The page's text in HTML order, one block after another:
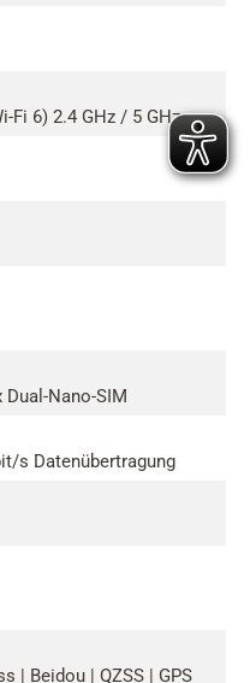
Fi 6) 2.4 GHz / 5 GHz
Nano-SIM
s Datenübertragung
| Beidou | QZSS | GPS